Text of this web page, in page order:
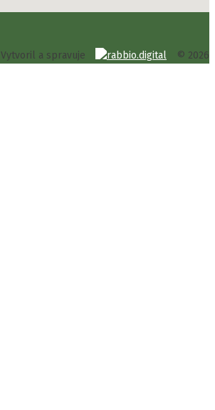
Vytvoril a spravuje © 2026